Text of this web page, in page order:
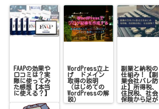
FAAPの効果や
口コミは？実
際に使ってみ
た感想【本当
に使える？】
WordPress立上
げ ドメイン
取得の説明
（はじめての
WordPressの解
説）
副業と納税の
仕組み！【副
業会社バレ防
止】所得税、
住民税、社会
保険から足が
付く！？